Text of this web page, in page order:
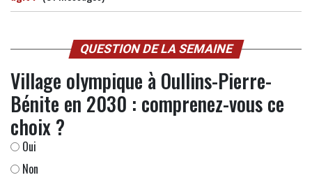
QUESTION DE LA SEMAINE
Village olympique à Oullins-Pierre-
Bénite en 2030 : comprenez-vous ce
choix ?
Oui
Non